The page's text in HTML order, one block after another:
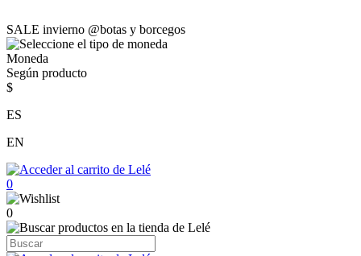
SALE invierno @botas y borcegos
Moneda
Según producto
$
ES
EN
0
0